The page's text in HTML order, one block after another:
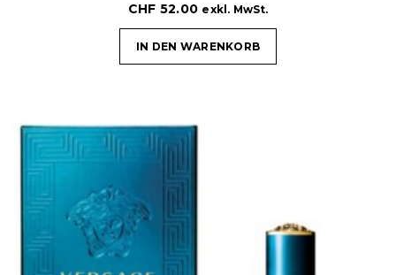
CHF 52.00 exkl. MwSt.
IN DEN WARENKORB